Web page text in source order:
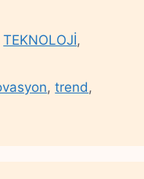
TEKNOLOJİ,
,trend,